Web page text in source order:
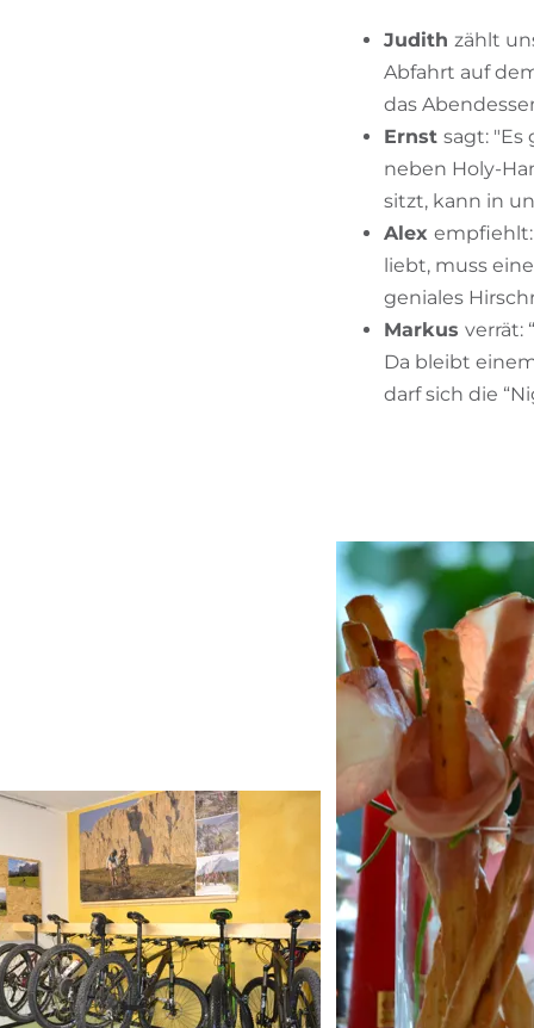
Judith zählt
Abfahrt auf
das
Ernst sagt:
neben Holy-
sitzt, kann in
Alex empfiehlt:
liebt, muss
geniales
Markus verrät:
Da bleibt
darf sich die